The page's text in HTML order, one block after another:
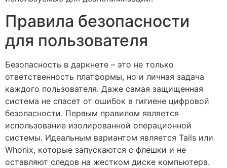
Правила безопасности
для пользователя
Безопасность в даркнете – это не только
ответственность платформы, но и личная задача
каждого пользователя. Даже самая защищенная
система не спасет от ошибок в гигиене цифровой
безопасности. Первым правилом является
использование изолированной операционной
системы. Идеальным вариантом является Tails или
Whonix, которые запускаются с флешки и не
оставляют следов на жестком диске компьютера.